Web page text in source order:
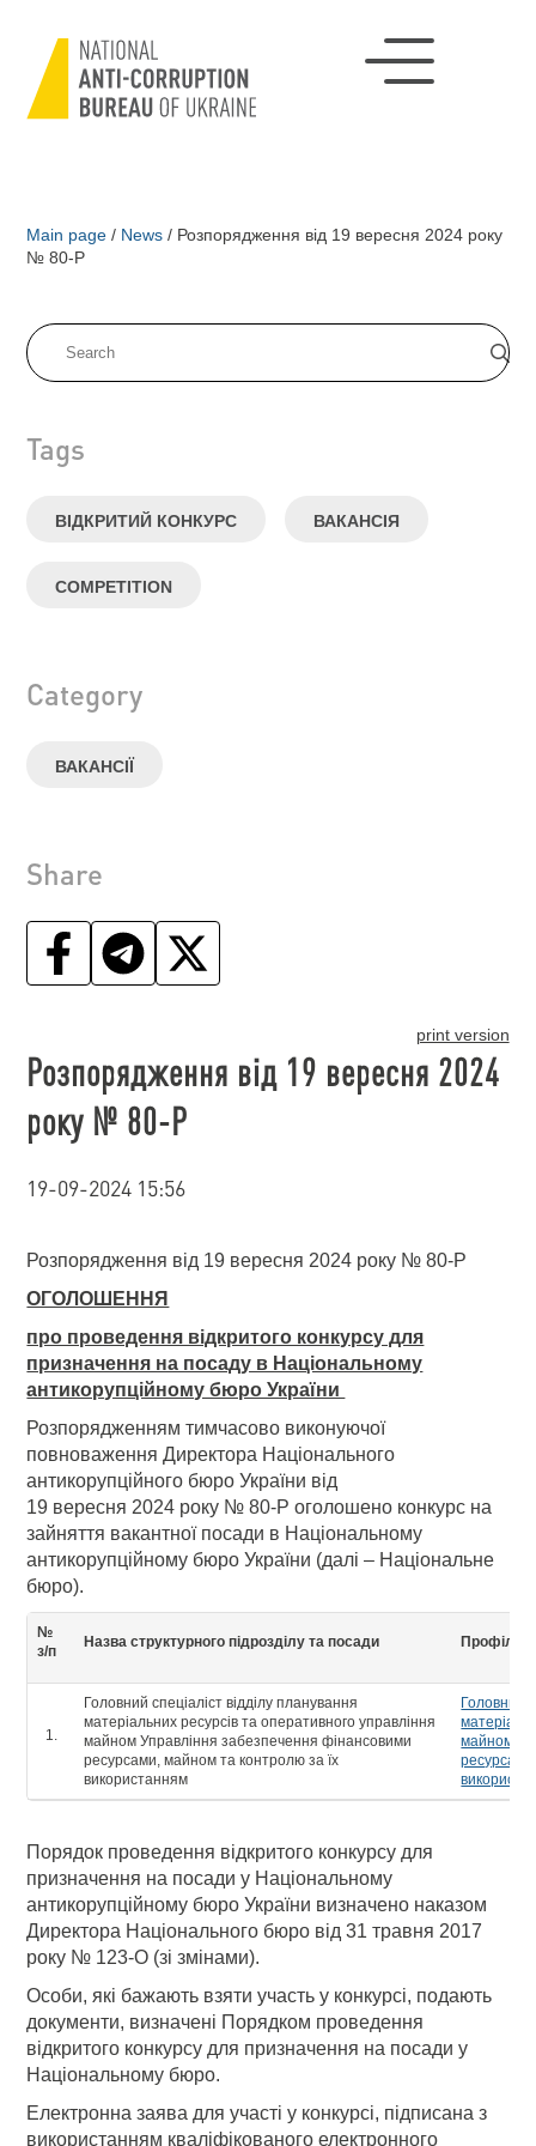
Main page / News / Розпорядження від 19 вересня 2024 року
№ 80-Р
Tags
ВІДКРИТИЙ КОНКУРС ВАКАНСІЯ
COMPETITION
Category
ВАКАНСІЇ
Share
print version
Розпорядження від 19 вересня 2024
року № 80-Р
19-09-2024 15:56
Розпорядження від 19 вересня 2024 року № 80-Р
ОГОЛОШЕННЯ
про проведення відкритого конкурсу для
призначення на посаду в Національному
антикорупційному бюро України
Розпорядженням тимчасово виконуючої
повноваження Директора Національного
антикорупційного бюро України від
19 вересня 2024 року № 80-Р оголошено конкурс на
зайняття вакантної посади в Національному
антикорупційному бюро України (далі – Національне
бюро).
№
з/п
Назва структурного підрозділу та посади Профіль
Головний спеціаліст відділу планування
матеріальних ресурсів та оперативного управління
майном Управління забезпечення фінансовими
ресурсами, майном та контролю за їх
використанням
Головний
майном
Порядок проведення відкритого конкурсу для
призначення на посади у Національному
антикорупційному бюро України визначено наказом
Директора Національного бюро від 31 травня 2017
року № 123-О (зі змінами).
Особи, які бажають взяти участь у конкурсі, подають
документи, визначені Порядком проведення
відкритого конкурсу для призначення на посади у
Національному бюро.
Електронна заява для участі у конкурсі, підписана з
використанням кваліфікованого електронного